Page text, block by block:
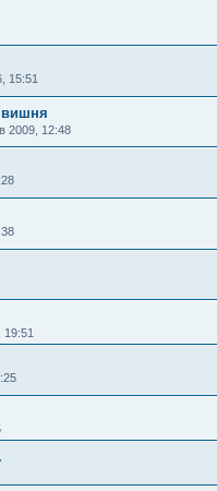
15:51
вишня
2009, 12:48